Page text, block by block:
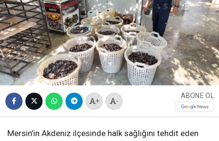
+ -
ABONE OL
Mersin’in Akdeniz ilçesinde halk sağlığını tehdit eden